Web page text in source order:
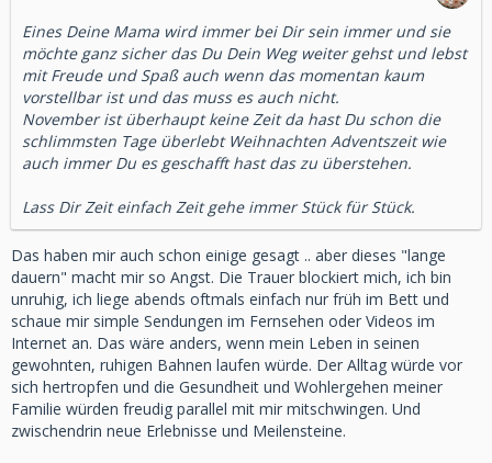
Eines Deine Mama wird immer bei Dir sein immer und sie
möchte ganz sicher das Du Dein Weg weiter gehst und lebst
mit Freude und Spaß auch wenn das momentan kaum
vorstellbar ist und das muss es auch nicht.
November ist überhaupt keine Zeit da hast Du schon die
schlimmsten Tage überlebt Weihnachten Adventszeit wie
auch immer Du es geschafft hast das zu überstehen.
Lass Dir Zeit einfach Zeit gehe immer Stück für Stück.
Das haben mir auch schon einige gesagt .. aber dieses "lange
dauern" macht mir so Angst. Die Trauer blockiert mich, ich bin
unruhig, ich liege abends oftmals einfach nur früh im Bett und
schaue mir simple Sendungen im Fernsehen oder Videos im
Internet an. Das wäre anders, wenn mein Leben in seinen
gewohnten, ruhigen Bahnen laufen würde. Der Alltag würde vor
sich hertropfen und die Gesundheit und Wohlergehen meiner
Familie würden freudig parallel mit mir mitschwingen. Und
zwischendrin neue Erlebnisse und Meilensteine.